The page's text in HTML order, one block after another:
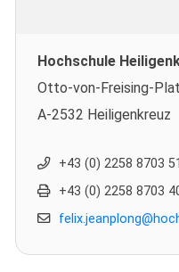
Hochschule
Otto-von-Freising-
A-2532 Heiligenkreuz
+43 (0) 2258 8703
+43 (0) 2258 8703